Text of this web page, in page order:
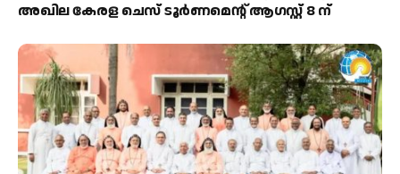
അഖില കേരള ചെസ് ടൂർണമെന്റ് ആഗസ്റ്റ് 8 ന്